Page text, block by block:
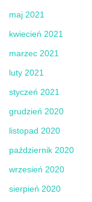
maj 2021
kwiecień 2021
marzec 2021
luty 2021
styczeń 2021
grudzień 2020
listopad 2020
październik 2020
wrzesień 2020
sierpień 2020